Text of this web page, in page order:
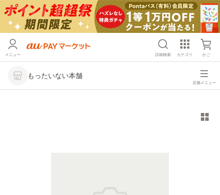
メニュー 詳細検索 カテゴリ かご
もったいない本舗
店舗メニュー